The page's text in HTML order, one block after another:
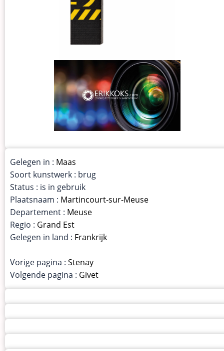
Gelegen in : Maas
Soort kunstwerk : brug
Status : is in gebruik
Plaatsnaam : Martincourt-sur-Meuse
Departement : Meuse
Regio : Grand Est
Gelegen in land : Frankrijk
Vorige pagina : Stenay
Volgende pagina : Givet